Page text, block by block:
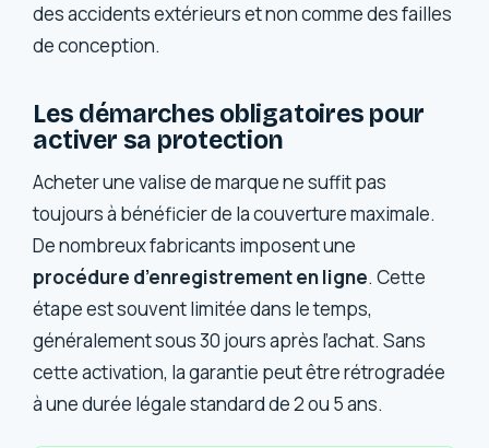
des accidents extérieurs et non comme des failles
de conception.
Les démarches obligatoires pour
activer sa protection
Acheter une valise de marque ne suffit pas
toujours à bénéficier de la couverture maximale.
De nombreux fabricants imposent une
procédure d’enregistrement en ligne. Cette
étape est souvent limitée dans le temps,
généralement sous 30 jours après l’achat. Sans
cette activation, la garantie peut être rétrogradée
à une durée légale standard de 2 ou 5 ans.